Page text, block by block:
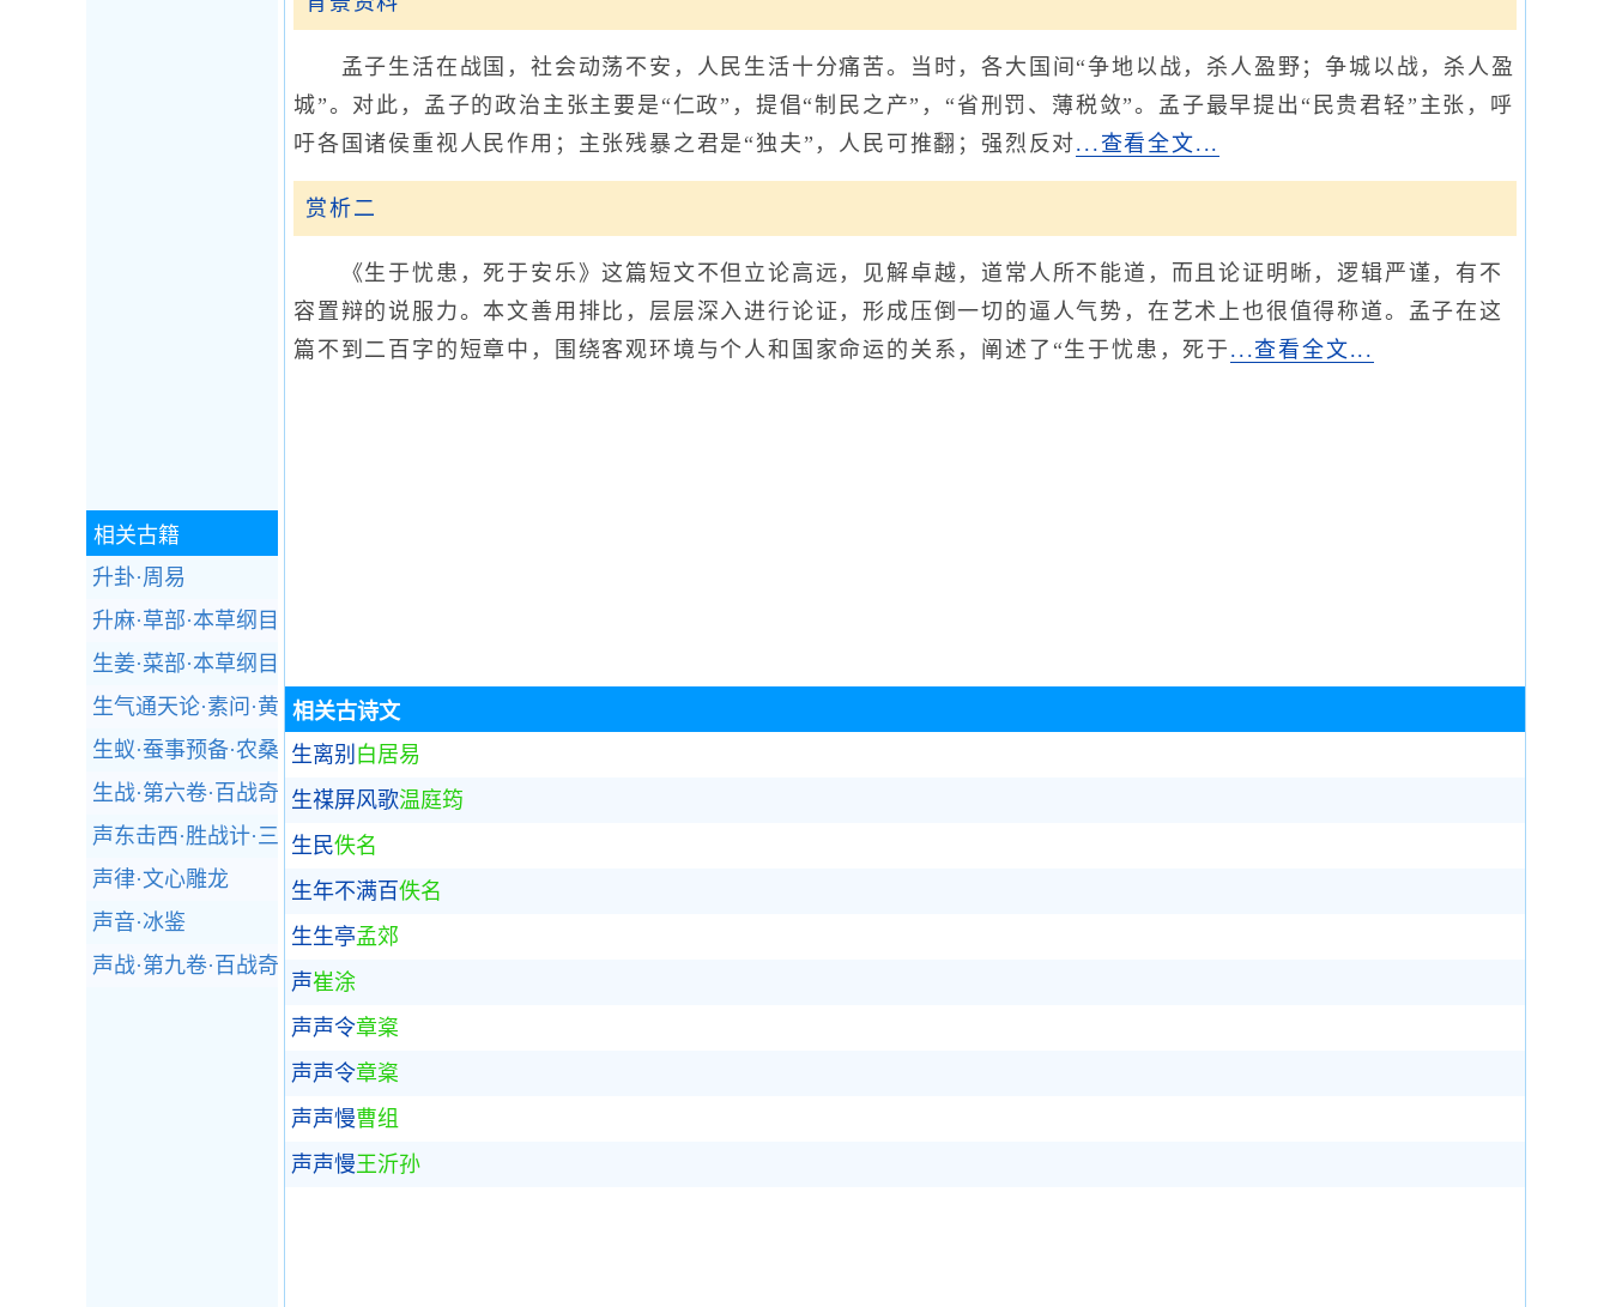
孟子生活在战国，社会动荡不安，人民生活十分痛苦。当时，各大国间“争地以战，杀人盈野；争城以战，杀人盈
城”。对此，孟子的政治主张主要是“仁政”，提倡“制民之产”，“省刑罚、薄税敛”。孟子最早提出“民贵君轻”主张，呼
吁各国诸侯重视人民作用；主张残暴之君是“独夫”，人民可推翻；强烈反对...查看全文...
赏析二
《生于忧患，死于安乐》这篇短文不但立论高远，见解卓越，道常人所不能道，而且论证明晰，逻辑严谨，有不
容置辩的说服力。本文善用排比，层层深入进行论证，形成压倒一切的逼人气势，在艺术上也很值得称道。孟子在这
篇不到二百字的短章中，围绕客观环境与个人和国家命运的关系，阐述了“生于忧患，死于 ...查看全文...
相关古诗文
生离别 白居易
生禖屏风歌温庭筠
生民佚名
生年不满百佚名
生生亭孟郊
声崔涂
声声令章楶
声声令章楶
声声慢曹组
声声慢王沂孙
相关古籍
升卦·周易
升麻·草部·本草纲目
生姜·菜部·本草纲目
生气通天论·素问·黄帝内经
生蚁·蚕事预备·农桑辑要
生战·第六卷·百战奇略
声东击西·胜战计·三十六计
声律·文心雕龙
声音·冰鉴
声战·第九卷·百战奇略